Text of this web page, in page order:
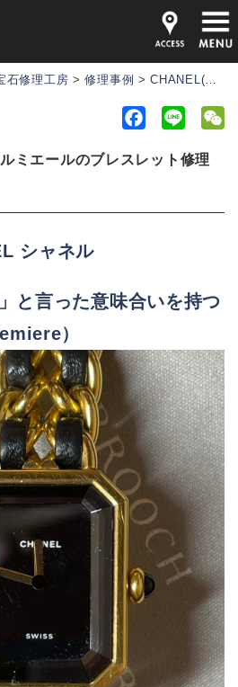
石修理工房 >修理事例 >CHANEL(シャネル)プルミエールのブレスレット修理(紐交換)のご依頼
c
b
n
ミエールのブレスレット修理
シャネル
と言った意味合いを持つ
）